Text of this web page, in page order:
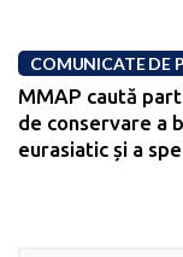
COMUNICATE DE
MMAP caută
de conservare a
eurasiatic și a